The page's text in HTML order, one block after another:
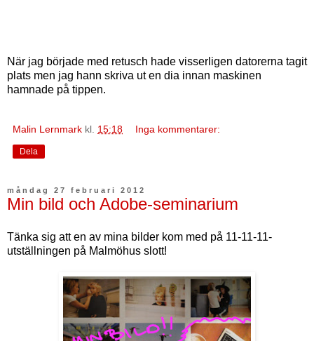
När jag började med retusch hade visserligen datorerna tagit
plats men jag hann skriva ut en dia innan maskinen
hamnade på tippen.
Malin Lernmark kl. 15:18 Inga kommentarer:
Dela
måndag 27 februari 2012
Min bild och Adobe-seminarium
Tänka sig att en av mina bilder kom med på 11-11-11-
utställningen på Malmöhus slott!